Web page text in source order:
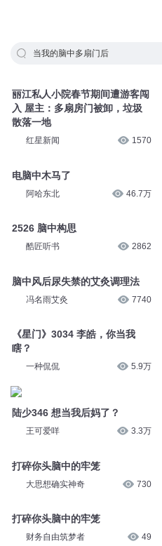
当我的脑中多扇门后
丽江私人小院春节期间遭游客闯
入 屋主：多扇房门被卸，垃圾
散落一地
红星新闻 1570
电脑中木马了
阿哈东北 46.7万
2526 脑中构思
酷匠听书 2862
脑中风后尿失禁的艾灸调理法
冯名雨艾灸 7740
《星门》3034 李皓，你当我
瞎？
一种侃侃 5.9万
陆少346 想当我后妈了？
王可爱咩 3.3万
打碎你头脑中的牢笼
大思想确实神奇 730
打碎你头脑中的牢笼
财务自由筑梦者 49